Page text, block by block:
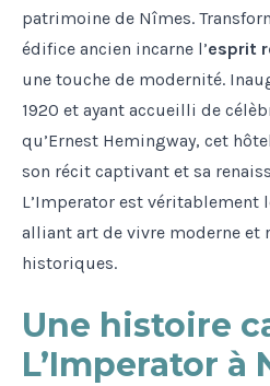
patrimoine de Nîmes.
édifice ancien incarne l’esprit
une touche de modernité.
1920 et ayant accueilli de
qu’Ernest Hemingway, cet
son récit captivant et sa
L’Imperator est véritablement
alliant art de vivre moderne et
historiques.
Une histoire
L’Imperator à